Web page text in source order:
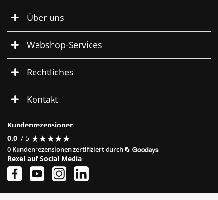
Über uns
Webshop-Services
Rechtliches
Kontakt
Kundenrezensionen
0.0 / 5 ★★★★★
★★★★★
0 Kundenrezensionen zertifiziert durch
Rexel auf Social Media